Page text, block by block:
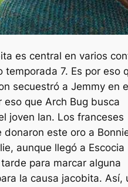
es central en varios
temporada 7. Es por eso
secuestró a Jemmy en
eso que Arch Bug busca
joven Ian. Los franceses
donaron este oro a
aunque llegó a Escocia
para marcar alguna
la causa jacobita. Así,